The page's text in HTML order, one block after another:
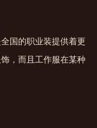
国的职业装提供着更
，而且工作服在某种